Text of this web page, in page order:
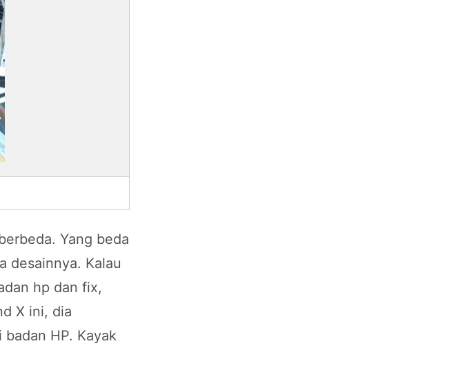
Yang beda
desainnya. Kalau
hp dan fix,
X ini, dia
HP. Kayak